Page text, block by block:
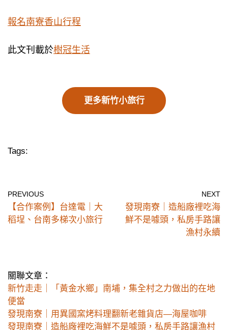
報名南寮香山行程
此文刊載於樹冠生活
更多新竹小旅行
Tags:
PREVIOUS
【合作案例】台達電｜大
稻埕、台南多梯次小旅行
NEXT
發現南寮｜造船廠裡吃海
鮮不是噱頭，私房手路讓
漁村永續
關聯文章：
新竹走走｜「黃金水鄉」南埔，集全村之力做出的在地
便當
發現南寮｜用異國窯烤料理翻新老雜貨店—海屋咖啡
發現南寮｜造船廠裡吃海鮮不是噱頭，私房手路讓漁村